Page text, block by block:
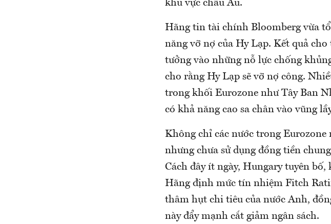
khu vực châu Âu.
Hãng tin tài chính Bloomberg vừa
năng vỡ nợ của Hy Lạp. Kết quả
tưởng vào những nỗ lực chống
cho rằng Hy Lạp sẽ vỡ nợ công.
trong khối Eurozone như Tây Ban
có khả năng cao sa chân vào vũng
Không chỉ các nước trong Eurozone
nhưng chưa sử dụng đồng tiền
Cách đây ít ngày, Hungary tuyên
Hãng định mức tín nhiệm Fitch
thâm hụt chi tiêu của nước Anh,
này đẩy mạnh cắt giảm ngân sách.